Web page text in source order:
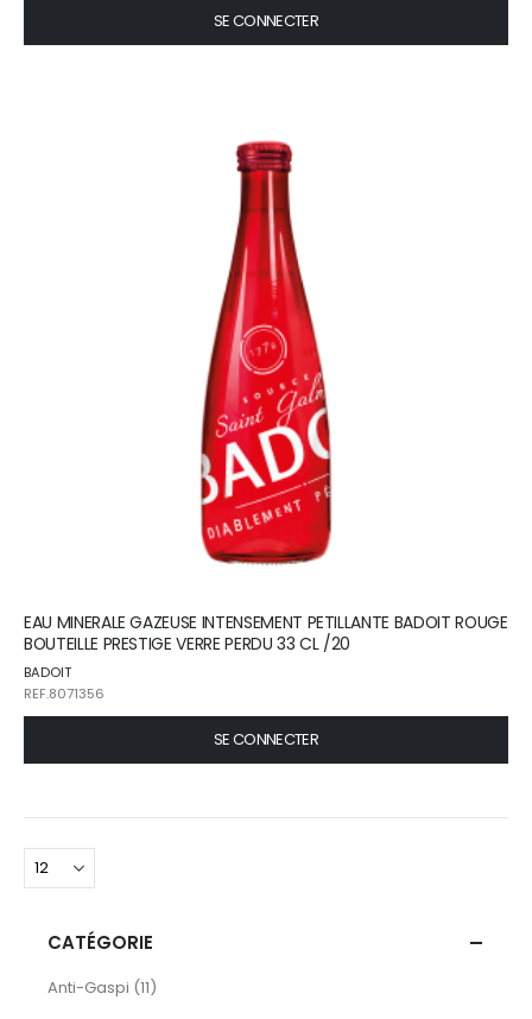
SE CONNECTER
EAU MINERALE GAZEUSE INTENSEMENT PETILLANTE BADOIT ROUGE
BOUTEILLE PRESTIGE VERRE PERDU 33 CL /20
BADOIT
REF.8071356
SE CONNECTER
CATÉGORIE
Anti-Gaspi 11
articles